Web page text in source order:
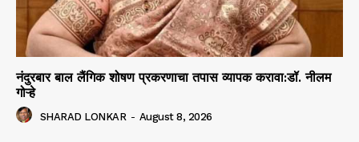
नंदुरबार बाल लैंगिक शोषण प्रकरणाचा तपास व्यापक करावा:डॉ. नीलम
गोऱ्हे
SHARAD LONKAR - August 8, 2026